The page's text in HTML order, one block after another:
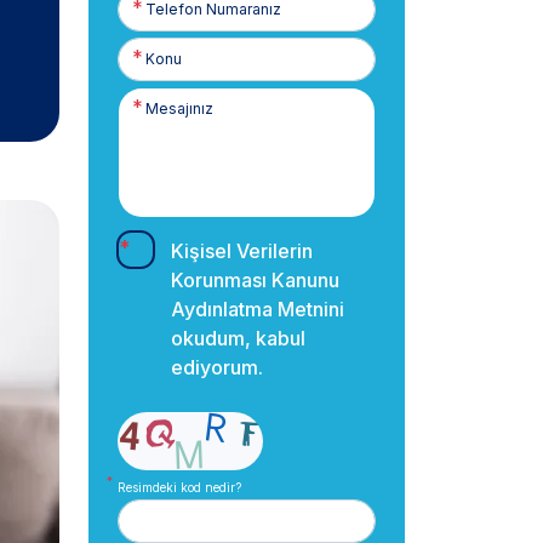
Numaranız
Kişisel Verilerin
Korunması Kanunu
Aydınlatma Metnini
okudum, kabul
ediyorum.
Resimdeki kod nedir?